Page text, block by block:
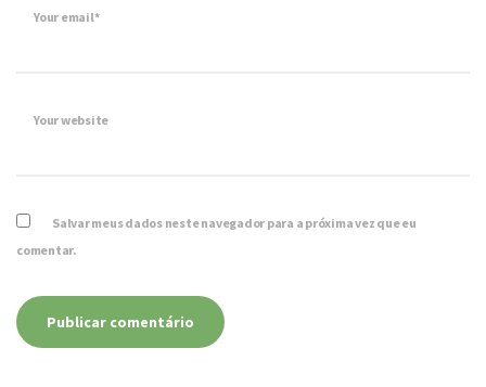
Your email*
Your website
Salvar meus dados neste navegador para a próxima vez que eu
comentar.